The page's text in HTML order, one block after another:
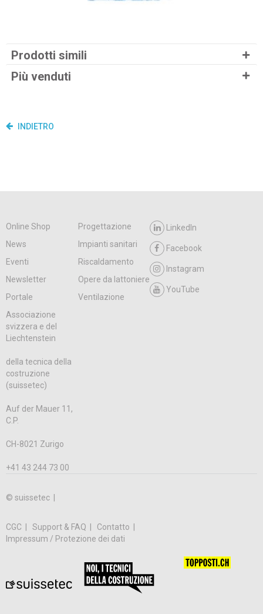
Prodotti simili
Più venduti
INDIETRO
Online Shop
Progettazione
News
Impianti sanitari
Eventi
Riscaldamento
Newsletter
Opere da lattoniere
Portale
Ventilazione
LinkedIn
Facebook
Instagram
YouTube
Associazione
svizzera e del
Liechtenstein
della tecnica della
costruzione
(suissetec)
Auf der Mauer 11,
C.P.
CH-8021 Zurigo
+41 43 244 73 00
© suissetec |
CGC Support & FAQ
Contatto
Impressum / Protezione dei dati